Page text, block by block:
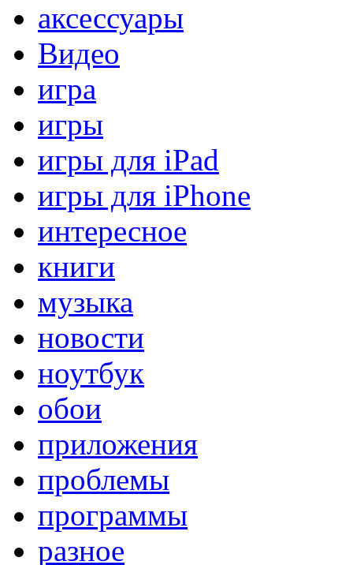
аксессуары
Видео
игра
игры
игры для iPad
игры для iPhone
интересное
книги
музыка
новости
ноутбук
обои
приложения
проблемы
программы
разное